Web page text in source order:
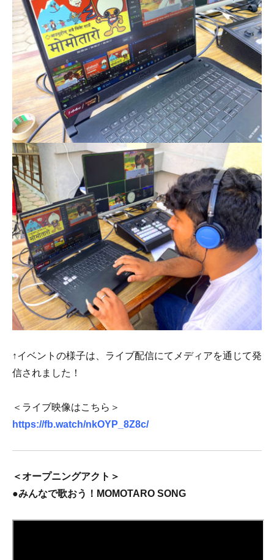
↑イベントの様子は、ライブ配信にてメディアを通じて発
信されました！
＜ライブ映像はこちら＞
https://fb.watch/nkOYP_8Z8c/
＜オープニングアクト＞
●みんなで歌おう！MOMOTARO SONG